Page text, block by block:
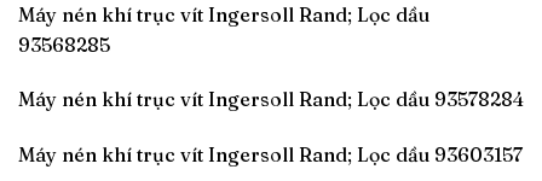
Máy nén khí trục vít Ingersoll Rand; Lọc dầu
93568285
Máy nén khí trục vít Ingersoll Rand; Lọc dầu 93578284
Máy nén khí trục vít Ingersoll Rand; Lọc dầu 93603157